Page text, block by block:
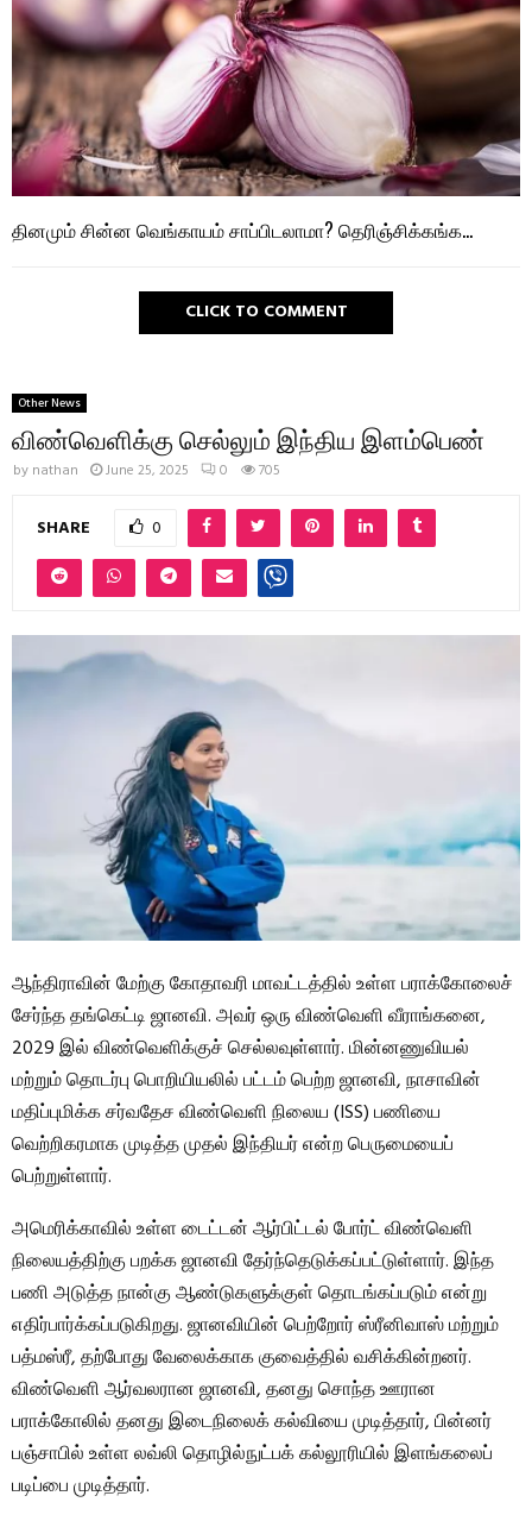
தினமும் சின்ன வெங்காயம் சாப்பிடலாமா? தெரிஞ்சிக்கங்க…
CLICK TO COMMENT
Other News
விண்வெளிக்கு செல்லும் இந்திய இளம்பெண்
by nathan June 25, 2025 0 705
SHARE 0
ஆந்திராவின் மேற்கு கோதாவரி மாவட்டத்தில் உள்ள பராக்கோலைச்
சேர்ந்த தங்கெட்டி ஜானவி. அவர் ஒரு விண்வெளி வீராங்கனை,
2029 இல் விண்வெளிக்குச் செல்லவுள்ளார். மின்னணுவியல்
மற்றும் தொடர்பு பொறியியலில் பட்டம் பெற்ற ஜானவி, நாசாவின்
மதிப்புமிக்க சர்வதேச விண்வெளி நிலைய (ISS) பணியை
வெற்றிகரமாக முடித்த முதல் இந்தியர் என்ற பெருமையைப்
பெற்றுள்ளார்.
அமெரிக்காவில் உள்ள டைட்டன் ஆர்பிட்டல் போர்ட் விண்வெளி
நிலையத்திற்கு பறக்க ஜானவி தேர்ந்தெடுக்கப்பட்டுள்ளார். இந்த
பணி அடுத்த நான்கு ஆண்டுகளுக்குள் தொடங்கப்படும் என்று
எதிர்பார்க்கப்படுகிறது. ஜானவியின் பெற்றோர் ஸ்ரீனிவாஸ் மற்றும்
பத்மஸ்ரீ, தற்போது வேலைக்காக குவைத்தில் வசிக்கின்றனர்.
விண்வெளி ஆர்வலரான ஜானவி, தனது சொந்த ஊரான
பராக்கோலில் தனது இடைநிலைக் கல்வியை முடித்தார், பின்னர்
பஞ்சாபில் உள்ள லவ்லி தொழில்நுட்பக் கல்லூரியில் இளங்கலைப்
படிப்பை முடித்தார்.